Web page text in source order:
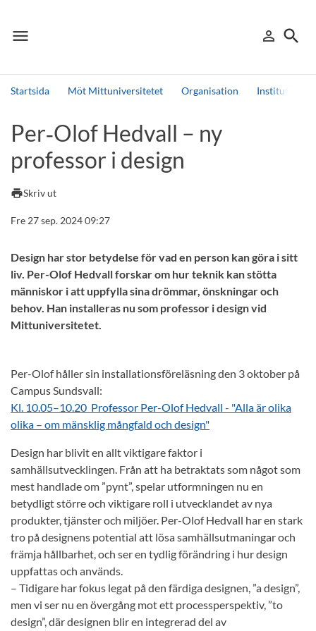
menu
Meny person_outline
Logga in
search
Sök
Startsida Möt Mittuniversitetet Organisation Institutioner
Andra söktjänster
Detta är vår testmiljö - endast testdata
Per‑Olof Hedvall – ny
professor i design
printSkriv ut
Fre 27 sep. 2024 09:27
Design har stor betydelse för vad en person kan göra i sitt
liv. Per-Olof Hedvall forskar om hur teknik kan stötta
människor i att uppfylla sina drömmar, önskningar och
behov. Han installeras nu som professor i design vid
Mittuniversitetet.
Per-Olof håller sin installationsföreläsning den 3 oktober på
Campus Sundsvall:
Kl. 10.05–10.20 Professor Per-Olof Hedvall - "Alla är olika
olika – om mänsklig mångfald och design"
Design har blivit en allt viktigare faktor i
samhällsutvecklingen. Från att ha betraktats som något som
mest handlade om ”pynt”, spelar utformningen nu en
betydligt större och viktigare roll i utvecklandet av nya
produkter, tjänster och miljöer. Per-Olof Hedvall har en stark
tro på designens potential att lösa samhällsutmaningar och
främja hållbarhet, och ser en tydlig förändring i hur design
uppfattas och används.
– Tidigare har fokus legat på den färdiga designen, ”a design”,
men vi ser nu en övergång mot ett processperspektiv, ”to
design”, där designen blir en integrerad del av